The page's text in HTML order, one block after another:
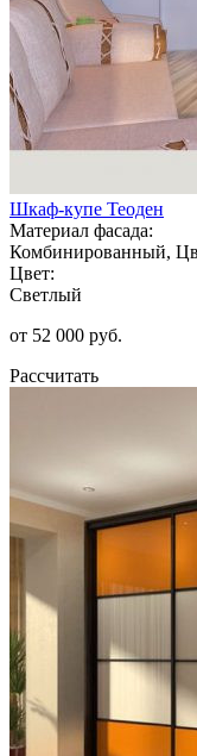
Шкаф-купе Теоден
Материал фасада:
Комбинированный,
Цвет:
Светлый
от 52 000 руб.
Рассчитать